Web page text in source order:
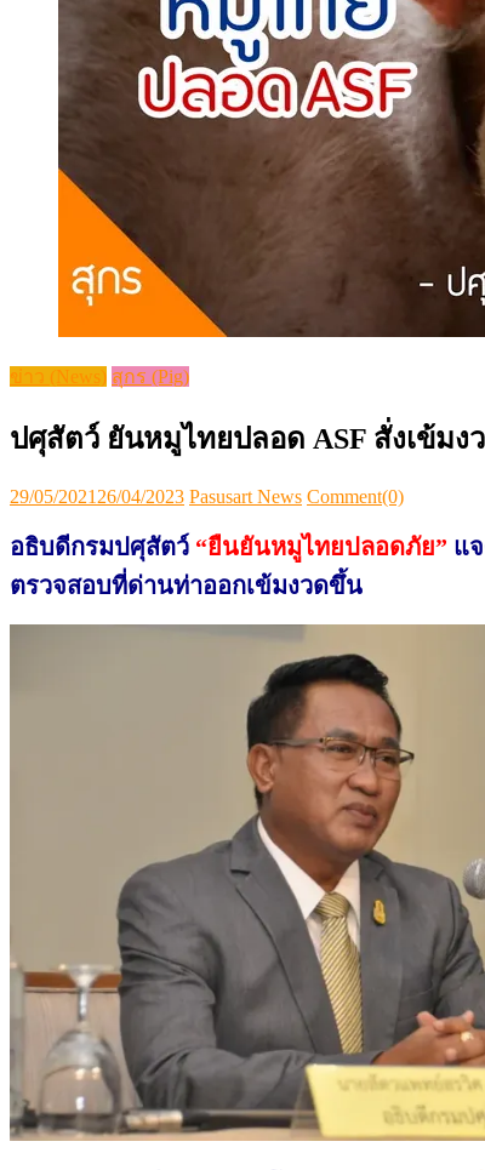
ข่าว (News) สุกร (Pig)
ปศุสัตว์ ยันหมูไทยปลอด ASF สั่งเข้มง
Posted
29/05/2021 26/04/2023 Author
Pasusart News Comment(0)
อธิบดีกรมปศุสัตว์ “ยืนยันหมูไทยปลอดภัย” แ
ตรวจสอบที่ด่านท่าออกเข้มงวดขึ้น